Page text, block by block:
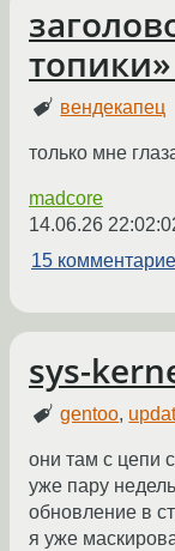
вендекапец
только мне
madcore
14.06.26
15
sys-
gentoo,
они там с цепи
уже пару
обновление в
я уже